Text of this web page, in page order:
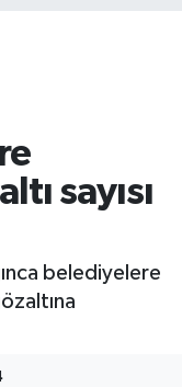
sayısı
belediyelere